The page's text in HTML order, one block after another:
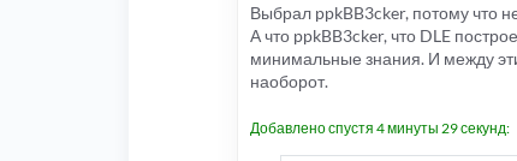
Выбрал ppkBB3cker, потому что
А что ppkBB3cker, что DLE
минимальные знания. И между
наоборот.
Добавлено спустя 4 минуты 29 секунд: